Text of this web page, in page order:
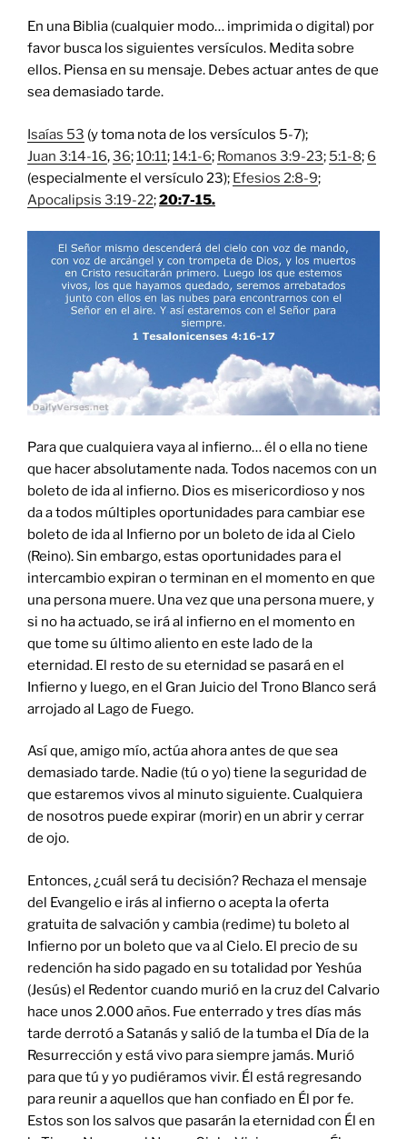
En una Biblia (cualquier modo… imprimida o digital) por
favor busca los siguientes versículos. Medita sobre
ellos. Piensa en su mensaje. Debes actuar antes de que
sea demasiado tarde.
Isaías 53 (y toma nota de los versículos 5-7);
Juan 3:14-16,36;10:11;14:1-6; Romanos 3:9-23; 5:1-8; 6
(especialmente el versículo 23); Efesios 2:8-9;
Apocalipsis 3:19-22;20:7-15.
Para que cualquiera vaya al infierno… él o ella no tiene
que hacer absolutamente nada. Todos nacemos con un
boleto de ida al infierno. Dios es misericordioso y nos
da a todos múltiples oportunidades para cambiar ese
boleto de ida al Infierno por un boleto de ida al Cielo
(Reino). Sin embargo, estas oportunidades para el
intercambio expiran o terminan en el momento en que
una persona muere. Una vez que una persona muere, y
si no ha actuado, se irá al infierno en el momento en
que tome su último aliento en este lado de la
eternidad. El resto de su eternidad se pasará en el
Infierno y luego, en el Gran Juicio del Trono Blanco será
arrojado al Lago de Fuego.
Así que, amigo mío, actúa ahora antes de que sea
demasiado tarde. Nadie (tú o yo) tiene la seguridad de
que estaremos vivos al minuto siguiente. Cualquiera
de nosotros puede expirar (morir) en un abrir y cerrar
de ojo.
Entonces, ¿cuál será tu decisión? Rechaza el mensaje
del Evangelio e irás al infierno o acepta la oferta
gratuita de salvación y cambia (redime) tu boleto al
Infierno por un boleto que va al Cielo. El precio de su
redención ha sido pagado en su totalidad por Yeshúa
(Jesús) el Redentor cuando murió en la cruz del Calvario
hace unos 2.000 años. Fue enterrado y tres días más
tarde derrotó a Satanás y salió de la tumba el Día de la
Resurrección y está vivo para siempre jamás. Murió
para que tú y yo pudiéramos vivir. Él está regresando
para reunir a aquellos que han confiado en Él por fe.
Estos son los salvos que pasarán la eternidad con Él en